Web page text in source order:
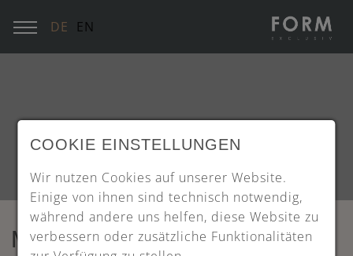
DE EN
Main Content Area
COOKIE EINSTELLUNGEN
Wir nutzen Cookies auf unserer Website.
Einige von ihnen sind technisch notwendig,
während andere uns helfen, diese Website zu
verbessern oder zusätzliche Funktionalitäten